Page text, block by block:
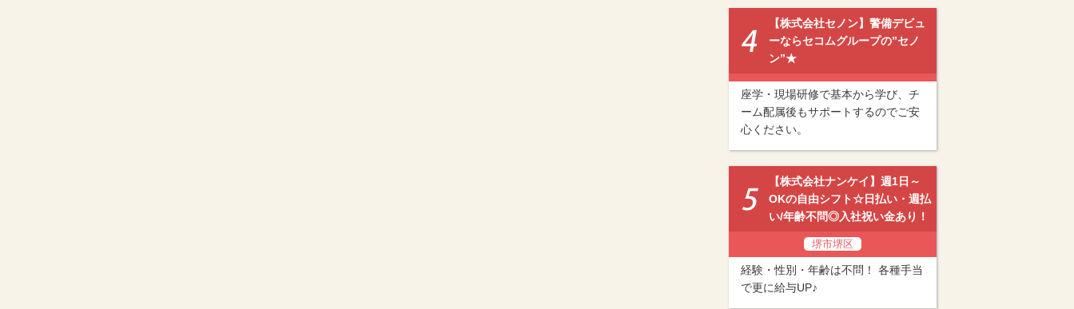
【株式会社セノン】警備デビュ
ーならセコムグループの”セノ
ン”★
座学・現場研修で基本から学び、チ
ーム配属後もサポートするのでご安
心ください。
【株式会社ナンケイ】週1日～
OKの自由シフト☆日払い・週払
い/年齢不問◎入社祝い金あり！
堺市堺区
経験・性別・年齢は不問！ 各種手当
で更に給与UP♪